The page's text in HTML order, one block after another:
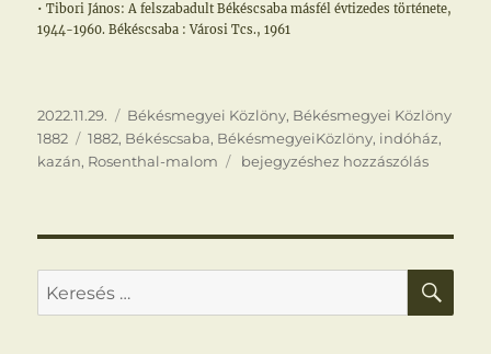
• Tibori János: A felszabadult Békéscsaba másfél évtizedes története,
1944-1960. Békéscsaba : Városi Tcs., 1961
Közzétéve
2022.11.29. Kategória
Békésmegyei Közlöny, Békésmegyei Közlöny
1882
Címke
1882, Békéscsaba, BékésmegyeiKözlöny, indóház,
kazán, Rosenthal-malom
Óriási
bejegyzéshez hozzászólás
Keresés
a